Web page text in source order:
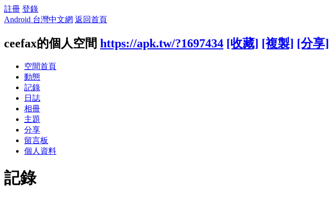
註冊 登錄
Android 台灣中文網 返回首頁
ceefax的個人空間 https://apk.tw/?1697434 [收藏] [複製] [分享]
空間首頁
動態
記錄
日誌
相冊
主題
分享
留言板
個人資料
記錄